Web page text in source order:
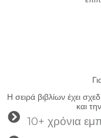
Η σειρά βιβλίων έχει
και
10+ χρόνια